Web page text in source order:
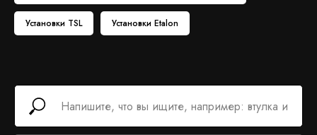
Установки TSL Установки Etalon